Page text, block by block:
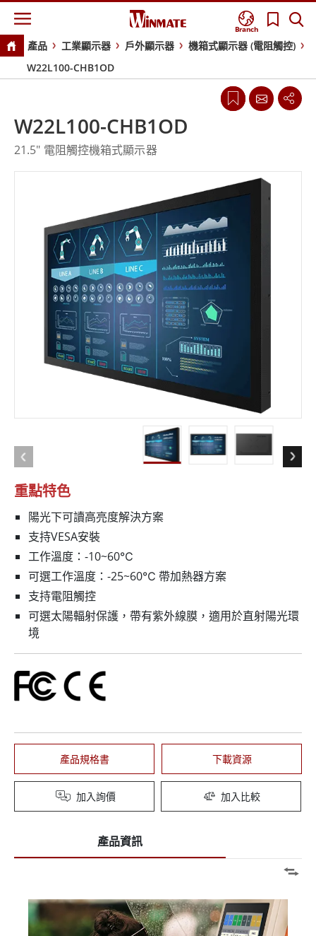
Branch
產品 工業顯示器 戶外顯示器
機箱式顯示器 (電阻觸控)
W22L100-CHB1OD
重點特色
陽光下可讀高亮度解決方案
支持VESA安裝
工作溫度：-10~60℃
可選工作溫度：-25~60℃ 帶加熱器方案
支持電阻觸控
可選太陽輻射保護，帶有紫外線膜，適用於直射陽光環
境
產品規格書 下載資源
加入詢價 加入比較
W22L100-CHB1OD
21.5" 電阻觸控機箱式顯示器
產品資訊